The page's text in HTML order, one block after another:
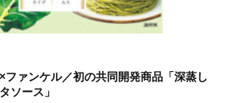
ファンケル／初の共同開発商品「深蒸し
ソース」